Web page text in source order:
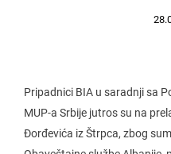
Pripadnici BIA u saradnji sa
MUP-a Srbije jutros su na
Đorđevića iz Štrpca, zbog